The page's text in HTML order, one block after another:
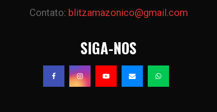
Contato: blitzamazonico@gmail.com
SIGA-NOS